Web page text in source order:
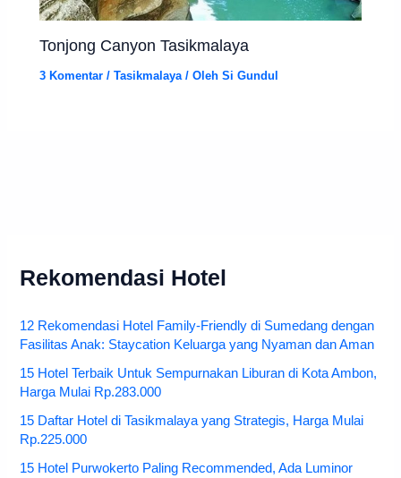
Tonjong Canyon Tasikmalaya
3 Komentar /Tasikmalaya/ OlehSi Gundul
Rekomendasi Hotel
12 Rekomendasi Hotel Family-Friendly di Sumedang dengan
Fasilitas Anak: Staycation Keluarga yang Nyaman dan Aman
15 Hotel Terbaik Untuk Sempurnakan Liburan di Kota Ambon,
Harga Mulai Rp.283.000
15 Daftar Hotel di Tasikmalaya yang Strategis, Harga Mulai
Rp.225.000
15 Hotel Purwokerto Paling Recommended, Ada Luminor